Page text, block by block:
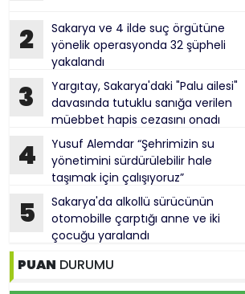
2
Sakarya ve 4 ilde suç örgütüne
yönelik operasyonda 32 şüpheli
yakalandı
3
Yargıtay, Sakarya'daki "Palu ailesi"
davasında tutuklu sanığa verilen
müebbet hapis cezasını onadı
4
Yusuf Alemdar “Şehrimizin su
yönetimini sürdürülebilir hale
taşımak için çalışıyoruz”
5
Sakarya'da alkollü sürücünün
otomobille çarptığı anne ve iki
çocuğu yaralandı
PUAN DURUMU